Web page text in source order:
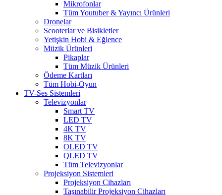
Mikrofonlar
Tüm Youtuber & Yayıncı Ürünleri
Dronelar
Scooterlar ve Bisikletler
Yetişkin Hobi & Eğlence
Müzik Ürünleri
Pikaplar
Tüm Müzik Ürünleri
Ödeme Kartları
Tüm Hobi-Oyun
TV-Ses Sistemleri
Televizyonlar
Smart TV
LED TV
4K TV
8K TV
OLED TV
QLED TV
Tüm Televizyonlar
Projeksiyon Sistemleri
Projeksiyon Cihazları
Taşınabilir Projeksiyon Cihazları